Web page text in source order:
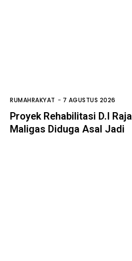
RUMAHRAKYAT - 7 AGUSTUS 2026
Proyek Rehabilitasi D.I Raja
Maligas Diduga Asal Jadi